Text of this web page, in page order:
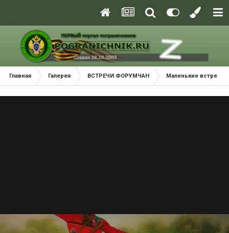
Главная Галерея ВСТРЕЧИ ФОРУМЧАН Маленькие встречи